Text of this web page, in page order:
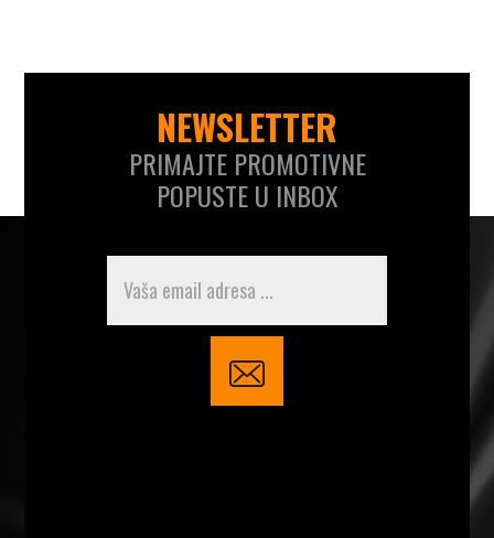
NEWSLETTER
PRIMAJTE PROMOTIVNE
POPUSTE U INBOX